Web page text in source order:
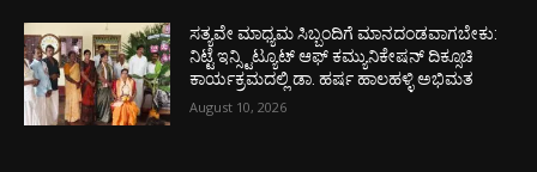
ಸತ್ಯವೇ ಮಾಧ್ಯಮ ಸಿಬ್ಬಂದಿಗೆ ಮಾನದಂಡವಾಗಬೇಕು:
ನಿಟ್ಟೆ ಇನ್ಸ್ಟಿಟ್ಯೂಟ್ ಆಫ್ ಕಮ್ಯುನಿಕೇಷನ್ ದಿಕ್ಸೂಚಿ
ಕಾರ್ಯಕ್ರಮದಲ್ಲಿ ಡಾ. ಹರ್ಷ ಹಾಲಹಳ್ಳಿ ಅಭಿಮತ
August 10, 2026